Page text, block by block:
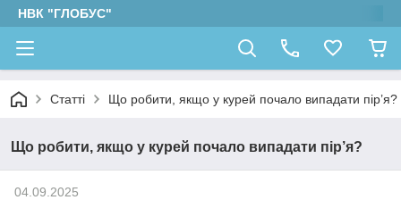
НВК "ГЛОБУС"
Статті Що робити, якщо у курей почало випадати пір’я?
Що робити, якщо у курей почало випадати пір’я?
04.09.2025